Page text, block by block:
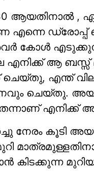
ആയതിനാല്‍ ,
എന്നെ ഡ്രോപ്പ്
കോള്‍
എനിക്ക് ആ ബസ്സ്
ചെയ്തു, എന്ത്
ചെയ്തു.
എനിക്ക്
നേരം കൂടി
കിടക്കുന്ന